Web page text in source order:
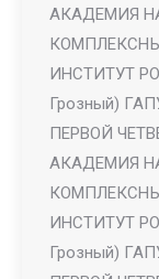
АКАДЕМИЯ
ИНСТИТУТ
Грозный)
ПЕРВОЙ
АКАДЕМИЯ
ИНСТИТУТ
Грозный)